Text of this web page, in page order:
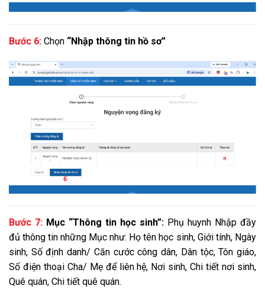
Bước 6: Chọn “Nhập thông tin hồ sơ”
Bước 7: Mục “Thông tin học sinh”: Phụ huynh Nhập đầy
đủ thông tin những Mục như: Họ tên học sinh, Giới tính, Ngày
sinh, Số định danh/ Căn cước công dân, Dân tộc, Tôn giáo,
Số điện thoại Cha/ Mẹ để liên hệ, Nơi sinh, Chi tiết nơi sinh,
Quê quán, Chi tiết quê quán.